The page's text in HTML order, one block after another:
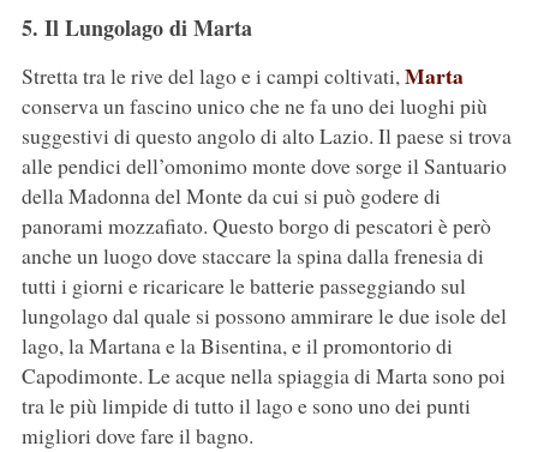
5. Il Lungolago di Marta
Stretta tra le rive del lago e i campi coltivati,Marta
conserva un fascino unico che ne fa uno dei luoghi più
suggestivi di questo angolo di alto Lazio. Il paese si trova
alle pendici dell’omonimo monte dove sorge il Santuario
della Madonna del Monte da cui si può godere di
panorami mozzafiato. Questo borgo di pescatori è però
anche un luogo dove staccare la spina dalla frenesia di
tutti i giorni e ricaricare le batterie passeggiando sul
lungolago dal quale si possono ammirare le due isole del
lago, la Martana e la Bisentina, e il promontorio di
Capodimonte. Le acque nella spiaggia di Marta sono poi
tra le più limpide di tutto il lago e sono uno dei punti
migliori dove fare il bagno.